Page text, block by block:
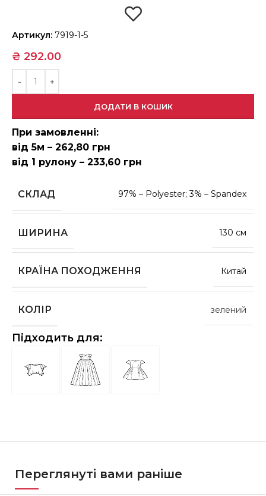
Артикул:7919-1-5
₴ 292.00
ДОДАТИ В КОШИК
При замовленні:
від 5м – 262,80 грн
від 1 рулону – 233,60 грн
СКЛАД 97% – Polyester; 3% – Spandex
ШИРИНА 130 см
КРАЇНА ПОХОДЖЕННЯ Китай
КОЛІР зелений
Підходить для:
Переглянуті вами раніше